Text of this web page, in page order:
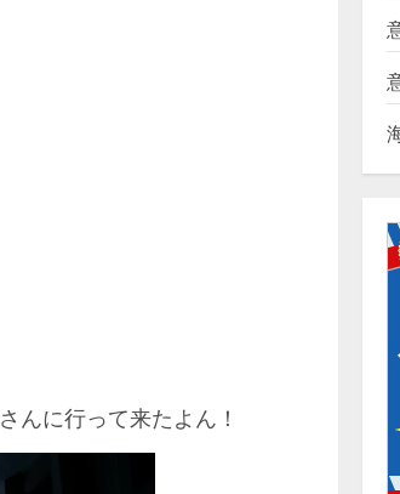
さんに行って来たよん！